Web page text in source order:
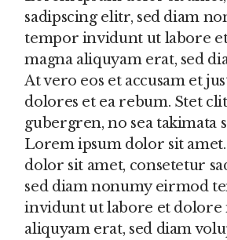
sadipscing elitr, sed diam
tempor invidunt ut labore
magna aliquyam erat, sed
At vero eos et accusam et
dolores et ea rebum. Stet
gubergren, no sea takimata
Lorem ipsum dolor sit
dolor sit amet, consetetur
sed diam nonumy eirmod
invidunt ut labore et dolore
aliquyam erat, sed diam